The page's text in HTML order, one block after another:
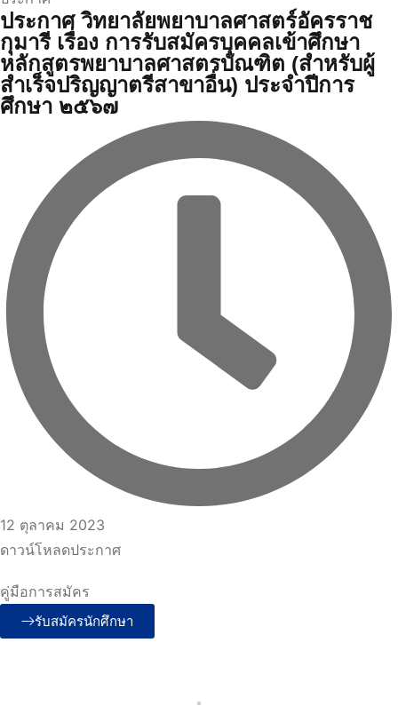
ประกาศ วิทยาลัยพยาบาลศาสตร์อัครราช
กุมารี เรื่อง การรับสมัครบุคคลเข้าศึกษา
หลักสูตรพยาบาลศาสตรบัณฑิต (สำหรับผู้
สำเร็จปริญญาตรีสาขาอื่น) ประจำปีการ
ศึกษา ๒๕๖๗
12 ตุลาคม 2023
ดาวน์โหลดประกาศ
คู่มือการสมัคร
รับสมัครนักศึกษา